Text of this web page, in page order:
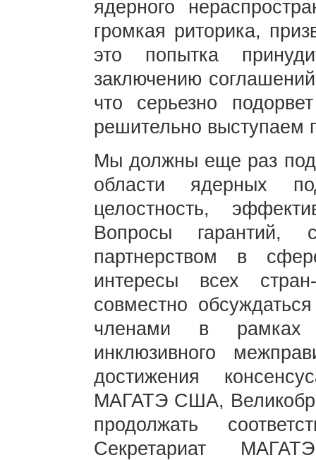
ядерного
громкая риторика,
это попытка
заключению
что серьезно
решительно выступаем
Мы должны еще раз
области ядерных
целостность,
Вопросы гарантий,
партнерством в
интересы всех
совместно
членами в рамках
инклюзивного
достижения
МАГАТЭ США,
продолжать
Секретариат